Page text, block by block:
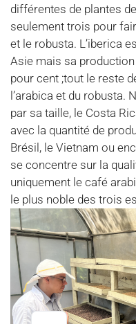
différentes de plantes
seulement trois pour
et le robusta. L’iberica
Asie mais sa production
pour cent ;tout le reste
l’arabica et du robusta.
par sa taille, le Costa
avec la quantité de
Brésil, le Vietnam ou
se concentre sur la
uniquement le café
le plus noble des trois